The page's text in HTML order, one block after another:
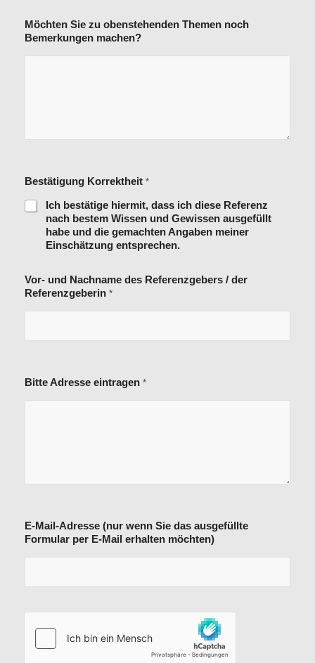
Möchten Sie zu obenstehenden Themen noch
Bemerkungen machen?
Bestätigung Korrektheit *
Ich bestätige hiermit, dass ich diese Referenz
nach bestem Wissen und Gewissen ausgefüllt
habe und die gemachten Angaben meiner
Einschätzung entsprechen.
Vor- und Nachname des Referenzgebers / der
Referenzgeberin *
a
T
h
Bitte Adresse eintragen *
E-Mail-Adresse (nur wenn Sie das ausgefüllte
Formular per E-Mail erhalten möchten)